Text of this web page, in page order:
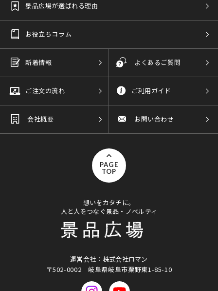
景品広場が選ばれる理由
お役立ちコラム
新着情報 よくあるご質問
ご注文の流れ ご利用ガイド
会社概要 お問い合わせ
PAGE
TOP
想いをカタチに。
人と人をつなぐ景品・ノベルティ
運営会社：株式会社ロマン
〒502-0002岐阜県岐阜市粟野東1-85-10